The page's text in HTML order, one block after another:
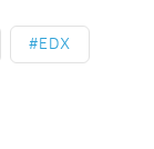
EDX